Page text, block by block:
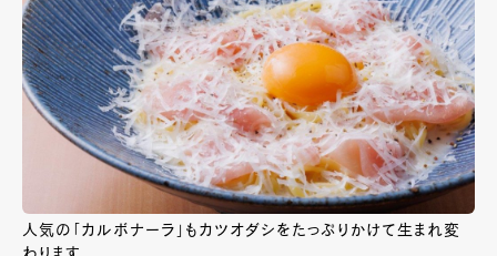
人気の「カルボナーラ」もカツオダシをたっぷりかけて生まれ変